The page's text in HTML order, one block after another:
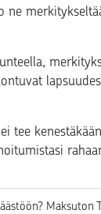
ne
tee
Maksuton